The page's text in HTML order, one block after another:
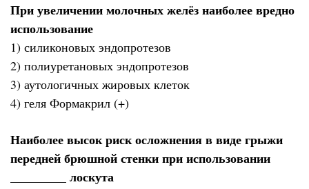
При увеличении молочных желёз наиболее вредно
использование
1) силиконовых эндопротезов
2) полиуретановых эндопротезов
3) аутологичных жировых клеток
4) геля Формакрил (+)
Наиболее высок риск осложнения в виде грыжи
передней брюшной стенки при использовании
_________ лоскута